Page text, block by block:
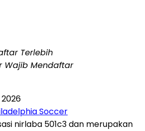
Terlebih
Wajib Mendaftar
Soccer
nirlaba 501c3 dan merupakan